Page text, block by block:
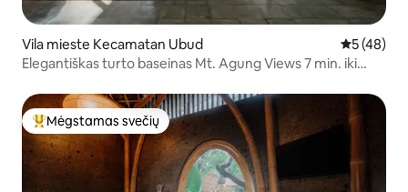
Vila mieste Kecamatan Ubud Vidutinis
5 (48)
Elegantiškas turto baseinas Mt. Agung Views 7 min. iki
Svečių mėgstamiausias
Mėgstamas svečių